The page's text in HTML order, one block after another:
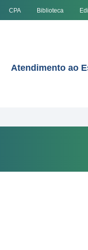
CPA Biblioteca
Atendimento ao